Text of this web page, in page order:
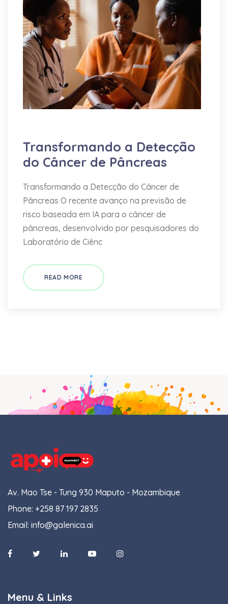
Transformando a Detecção
do Câncer de Pâncreas
Transformando a Detecção do Câncer de
Pâncreas O recente avanço na previsão de
risco baseada em IA para o câncer de
pâncreas, desenvolvido por pesquisadores do
Laboratório de Ciênc
READ MORE
Av. Mao Tse - Tung 930 Maputo - Mozambique
Phone: +258 87 197 2835
Email: info@galenica.ai
Menu & Links